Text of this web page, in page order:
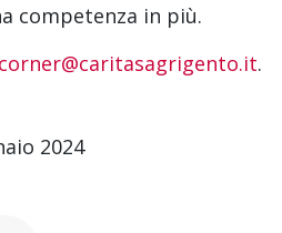
competenza in più.
corner@caritasagrigento.it.
2024